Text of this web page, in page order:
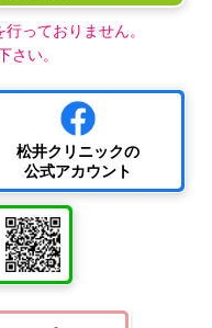
っておりません。
さい。
松井クリニックの
公式アカウント